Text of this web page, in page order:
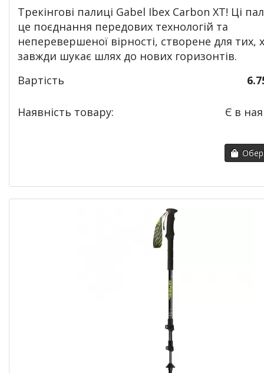
Трекінгові палиці Gabel Ibex Carbon XT! Ці
це поєднання передових технологій та
неперевершеної вірності, створене для тих,
завжди шукає шлях до нових горизонтів.
Вартість
Наявність товару: Є в